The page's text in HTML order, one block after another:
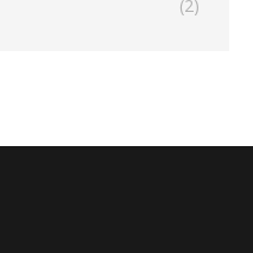
(2)